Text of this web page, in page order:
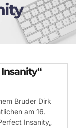
Bruder Dirk
am 16.
Insanity„